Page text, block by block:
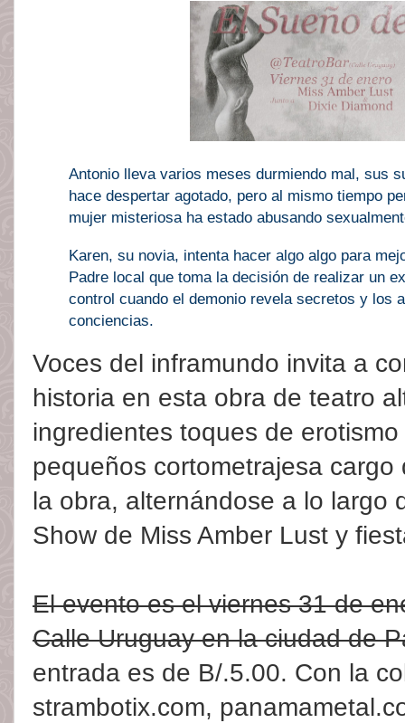
Antonio lleva varios meses durmiendo mal, sus
hace despertar agotado, pero al mismo tiempo
mujer misteriosa ha estado abusando
Karen, su novia, intenta hacer algo algo para
Padre local que toma la decisión de realizar un
control cuando el demonio revela secretos y los
conciencias.
Voces del inframundo invita a
historia en esta obra de teatro
ingredientes toques de erotismo
pequeños cortometrajesa
la obra, alternándose a lo largo
Show de Miss Amber Lust y
El evento es el viernes 31 de
Calle Uruguay en la ciudad de
entrada es de B/.5.00. Con la
strambotix.com,